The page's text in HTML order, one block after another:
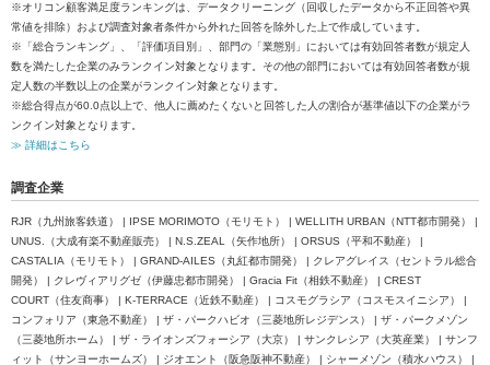
※オリコン顧客満足度ランキングは、データクリーニング（回収したデータから不正回答や異
常値を排除）および調査対象者条件から外れた回答を除外した上で作成しています。
※「総合ランキング」、「評価項目別」、部門の「業態別」においては有効回答者数が規定人
数を満たした企業のみランクイン対象となります。その他の部門においては有効回答者数が規
定人数の半数以上の企業がランクイン対象となります。
※総合得点が60.0点以上で、他人に薦めたくないと回答した人の割合が基準値以下の企業がラ
ンクイン対象となります。
≫ 詳細はこちら
調査企業
RJR（九州旅客鉄道） | IPSE MORIMOTO（モリモト） | WELLITH URBAN（NTT都市開発） |
UNUS.（大成有楽不動産販売） | N.S.ZEAL（矢作地所） | ORSUS（平和不動産） |
CASTALIA（モリモト） | GRAND-AILES（丸紅都市開発） | クレアグレイス（セントラル総合
開発） | クレヴィアリグゼ（伊藤忠都市開発） | Gracia Fit（相鉄不動産） | CREST
COURT（住友商事） | K-TERRACE（近鉄不動産） | コスモグラシア（コスモスイニシア） |
コンフォリア（東急不動産） | ザ・パークハビオ（三菱地所レジデンス） | ザ・パークメゾン
（三菱地所ホーム） | ザ・ライオンズフォーシア（大京） | サンクレシア（大英産業） | サンフ
ィット（サンヨーホームズ） | ジオエント（阪急阪神不動産） | シャーメゾン（積水ハウス） |